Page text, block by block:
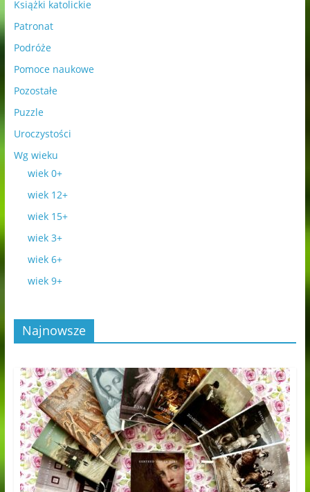
Książki katolickie
Patronat
Podróże
Pomoce naukowe
Pozostałe
Puzzle
Uroczystości
Wg wieku
wiek 0+
wiek 12+
wiek 15+
wiek 3+
wiek 6+
wiek 9+
Najnowsze